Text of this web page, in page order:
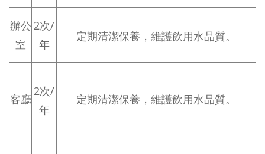
辦公
室
2次/
年
定期清潔保養，維護飲用水品質。
客廳
2次/
年
定期清潔保養，維護飲用水品質。